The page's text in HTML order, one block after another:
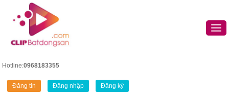
Hotline:0968183355
Đăng tin Đăng nhập Đăng ký